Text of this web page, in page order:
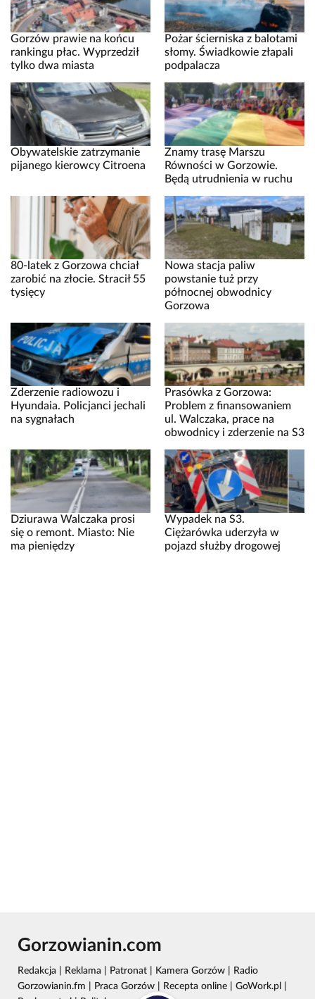
Gorzów prawie na końcu
rankingu płac. Wyprzedził
tylko dwa miasta
Pożar ścierniska z balotami
słomy. Świadkowie złapali
podpalacza
Obywatelskie zatrzymanie
pijanego kierowcy Citroena
Znamy trasę Marszu
Równości w Gorzowie.
Będą utrudnienia w ruchu
80-latek z Gorzowa chciał
zarobić na złocie. Stracił 55
tysięcy
Nowa stacja paliw
powstanie tuż przy
północnej obwodnicy
Gorzowa
Zderzenie radiowozu i
Hyundaia. Policjanci jechali
na sygnałach
Prasówka z Gorzowa:
Problem z finansowaniem
ul. Walczaka, prace na
obwodnicy i zderzenie na S3
Dziurawa Walczaka prosi
się o remont. Miasto: Nie
ma pieniędzy
Wypadek na S3.
Ciężarówka uderzyła w
pojazd służby drogowej
Gorzowianin.com
Redakcja Reklama Patronat Kamera Gorzów
Radio
Gorzowianin.fm
Praca Gorzów Recepta online GoWork.pl